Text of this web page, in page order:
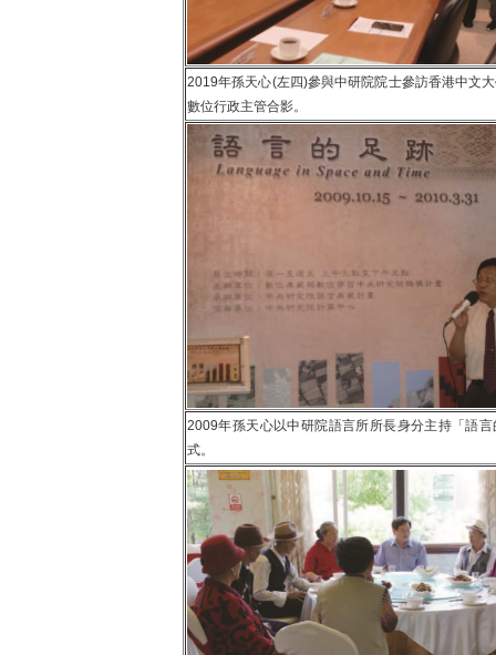
2019年孫天心(左四)參與中研院院士參訪香港中文
數位行政主管合影。
2009年孫天心以中研院語言所所長身分主持「語
式。